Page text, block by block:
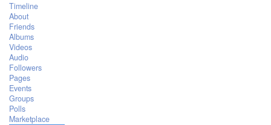
Timeline
About
Friends
Albums
Videos
Audio
Followers
Pages
Events
Groups
Polls
Marketplace